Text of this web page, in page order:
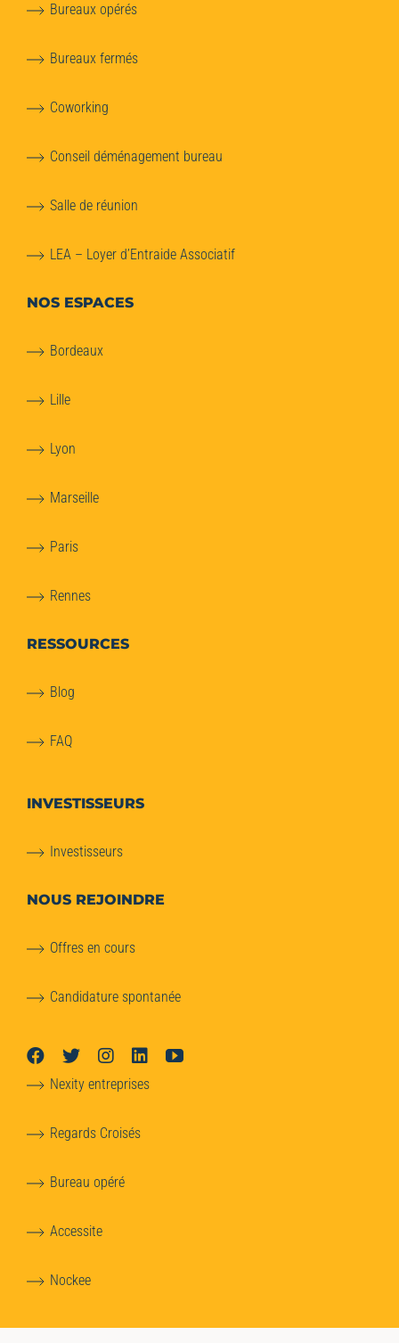
Bureaux opérés
Bureaux fermés
Coworking
Conseil déménagement bureau
Salle de réunion
LEA – Loyer d’Entraide Associatif
NOS ESPACES
Bordeaux
Lille
Lyon
Marseille
Paris
Rennes
RESSOURCES
Blog
FAQ
INVESTISSEURS
Investisseurs
NOUS REJOINDRE
Offres en cours
Candidature spontanée
Nexity entreprises
Regards Croisés
Bureau opéré
Accessite
Nockee